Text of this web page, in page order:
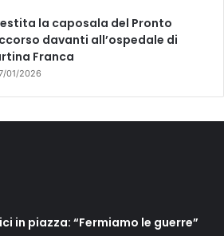
la caposala del Pronto
davanti all’ospedale di
Franca
01/2026
in piazza: “Fermiamo le guerre”